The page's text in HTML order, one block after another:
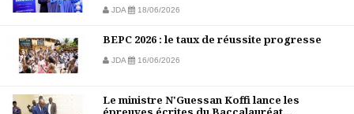
JDA 18/06/2026
BEPC 2026 : le taux de réussite progresse
JDA 16/06/2026
Le ministre N'Guessan Koffi lance les